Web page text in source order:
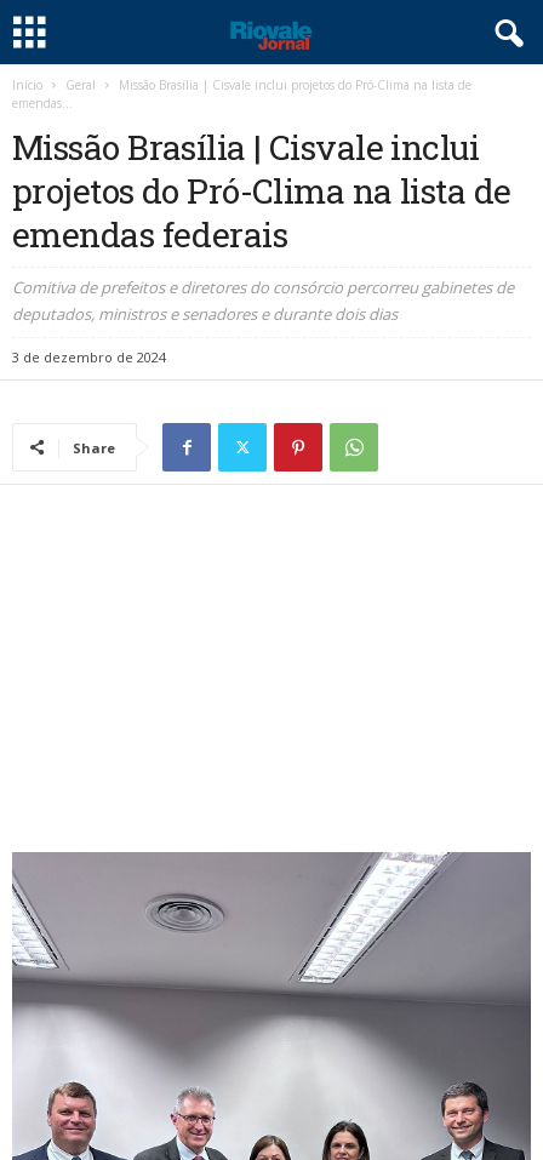
Início Geral
Missão Brasília | Cisvale inclui projetos do Pró-Clima na lista de
emendas...
Missão Brasília | Cisvale inclui
projetos do Pró-Clima na lista de
emendas federais
Comitiva de prefeitos e diretores do consórcio percorreu gabinetes de
deputados, ministros e senadores e durante dois dias
3 de dezembro de 2024
Share